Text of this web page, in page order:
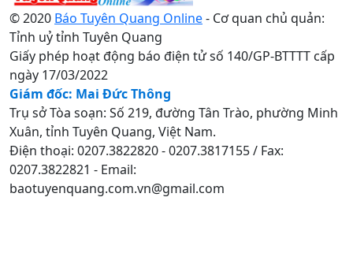
© 2020 Báo Tuyên Quang Online- Cơ quan chủ quản:
Tỉnh uỷ tỉnh Tuyên Quang
Giấy phép hoạt động báo điện tử số 140/GP-BTTTT cấp
ngày 17/03/2022
Giám đốc: Mai Đức Thông
Trụ sở Tòa soạn: Số 219, đường Tân Trào, phường Minh
Xuân, tỉnh Tuyên Quang, Việt Nam.
Điện thoại: 0207.3822820 - 0207.3817155 / Fax:
0207.3822821 - Email:
baotuyenquang.com.vn@gmail.com